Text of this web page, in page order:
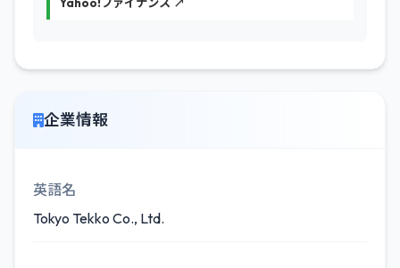
企業情報
英語名
Tokyo Tekko Co., Ltd.